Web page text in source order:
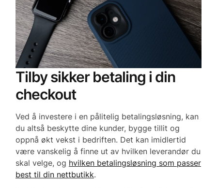
Tilby sikker betaling i din
checkout
Ved å investere i en pålitelig betalingsløsning, kan
du altså beskytte dine kunder, bygge tillit og
oppnå økt vekst i bedriften. Det kan imidlertid
være vanskelig å finne ut av hvilken leverandør du
skal velge, og hvilken betalingsløsning som passer
best til din nettbutikk.